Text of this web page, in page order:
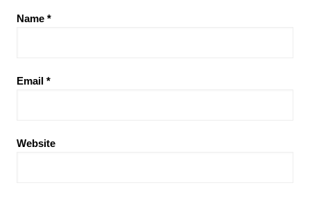
Name *
Email *
Website